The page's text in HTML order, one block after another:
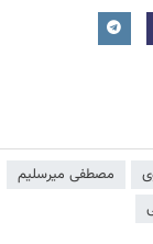
مصطفی میرسلیم